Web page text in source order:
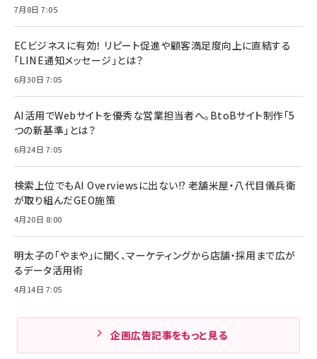
7月8日 7:05
ECビジネスに有効！ リピート促進や顧客満足度向上に直結する
「LINE通知メッセージ」とは？
6月30日 7:05
AI活用でWebサイトを優秀な営業担当者へ。BtoBサイト制作「5
つの新基準」とは？
6月24日 7:05
検索上位でもAI Overviewsに出ない!? 老舗米屋・八代目儀兵衛
が取り組んだGEO施策
4月20日 8:00
明太子の「やまや」に聞く、マーケティングから店舗・採用まで広が
るデータ活用術
4月14日 7:05
企画広告記事をもっと見る